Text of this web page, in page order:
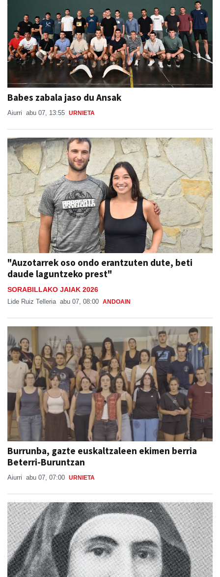
Babes zabala jaso du Ansak
Aiurri abu 07, 13:55 URNIETA
"Auzotarrek oso ondo erantzuten dute, beti
daude laguntzeko prest"
SORABILLAKO JAIAK 2026
Lide Ruiz Telleria abu 07, 08:00 ANDOAIN
Burrunba, gazte euskaltzaleen ekimen berria
Beterri-Buruntzan
Aiurri abu 07, 07:00 URNIETA